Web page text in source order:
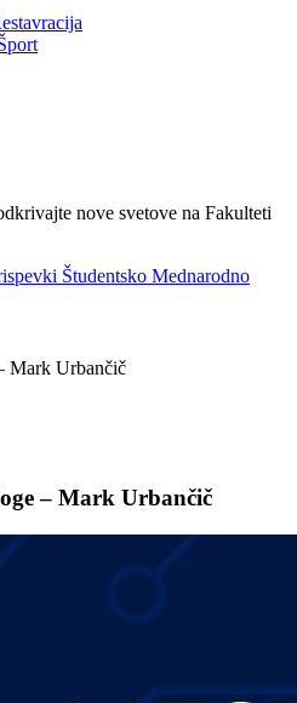
nove svetove na Fakulteti
Študentsko Mednarodno
– Mark Urbančič